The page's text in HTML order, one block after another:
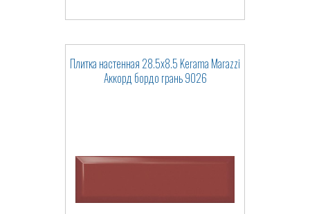
Плитка настенная 28.5x8.5 Kerama Marazzi
Аккорд бордо грань 9026